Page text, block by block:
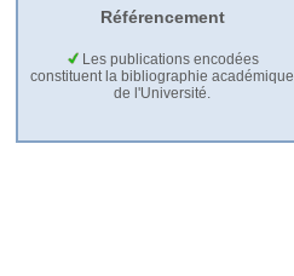
Référencement
Les publications encodées
constituent la bibliographie académique
de l'Université.